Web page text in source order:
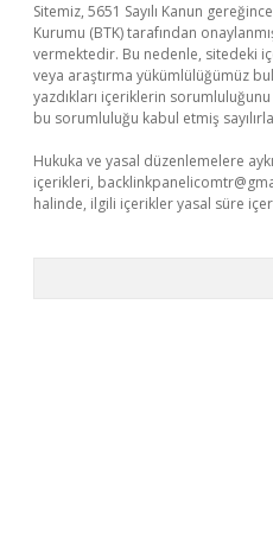
Sitemiz, 5651 Sayılı Kanun
Kurumu (BTK) tarafından
vermektedir. Bu nedenle, sitedeki
veya araştırma yükümlülüğümüz
yazdıkları içeriklerin
bu sorumluluğu kabul etmiş
Hukuka ve yasal düzenlemelere
içerikleri,
halinde, ilgili içerikler yasal süre